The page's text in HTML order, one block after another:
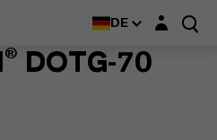
DE Login-Maske
DOTG-70